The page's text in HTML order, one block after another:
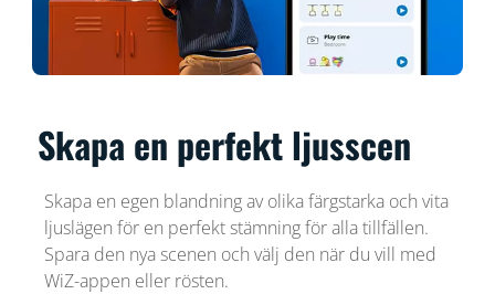
Skapa en perfekt ljusscen
Skapa en egen blandning av olika färgstarka och vita
ljuslägen för en perfekt stämning för alla tillfällen.
Spara den nya scenen och välj den när du vill med
WiZ-appen eller rösten.